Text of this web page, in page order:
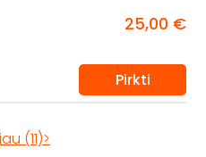
25,00 €
Pirkti
(11)>